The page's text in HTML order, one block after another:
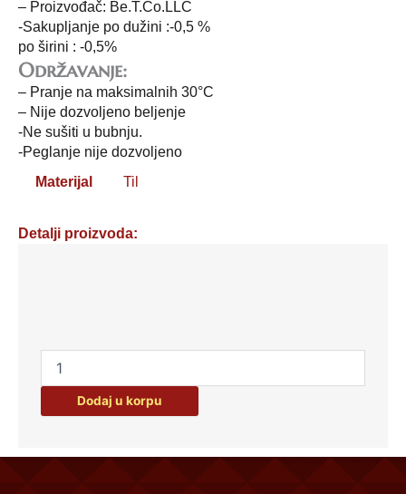
– Proizvođač: Be.T.Co.LLC
-Sakupljanje po dužini :-0,5 %
po širini : -0,5%
Održavanje:
– Pranje na maksimalnih 30°C
– Nije dozvoljeno beljenje
-Ne sušiti u bubnju.
-Peglanje nije dozvoljeno
Materijal
Til
Detalji proizvoda:
biserima
crni
količina
Dodaj u korpu